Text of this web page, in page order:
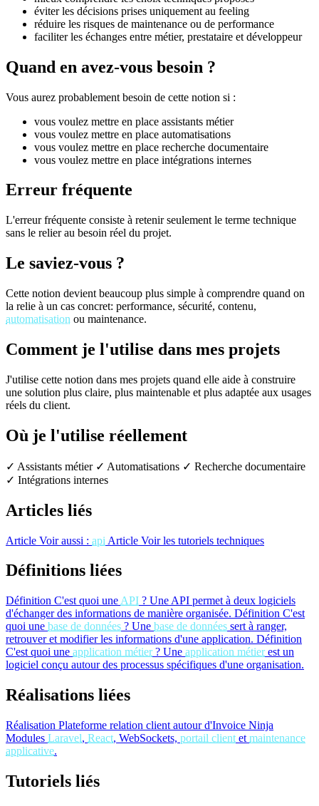
éviter les décisions prises uniquement au feeling
réduire les risques de maintenance ou de performance
faciliter les échanges entre métier, prestataire et développeur
Quand en avez-vous besoin ?
Vous aurez probablement besoin de cette notion si :
vous voulez mettre en place assistants métier
vous voulez mettre en place automatisations
vous voulez mettre en place recherche documentaire
vous voulez mettre en place intégrations internes
Erreur fréquente
L'erreur fréquente consiste à retenir seulement le terme technique
sans le relier au besoin réel du projet.
Le saviez-vous ?
Cette notion devient beaucoup plus simple à comprendre quand on
la relie à un cas concret: performance, sécurité, contenu,
automatisation ou maintenance.
Comment je l'utilise dans mes projets
J'utilise cette notion dans mes projets quand elle aide à construire
une solution plus claire, plus maintenable et plus adaptée aux usages
réels du client.
Où je l'utilise réellement
✓ Assistants métier ✓ Automatisations ✓ Recherche documentaire
✓ Intégrations internes
Articles liés
Article Voir aussi : api Article Voir les tutoriels techniques
Définitions liées
Définition C'est quoi une API ? Une API permet à deux logiciels
d'échanger des informations de manière organisée. Définition C'est
quoi une base de données ? Une base de données sert à ranger,
retrouver et modifier les informations d'une application. Définition
C'est quoi une application métier? Une application métierest un
logiciel conçu autour des processus spécifiques d'une organisation.
Réalisations liées
Réalisation Plateforme relation client autour d'Invoice Ninja
Modules Laravel, React, WebSockets, portail client et maintenance
applicative.
Tutoriels liés